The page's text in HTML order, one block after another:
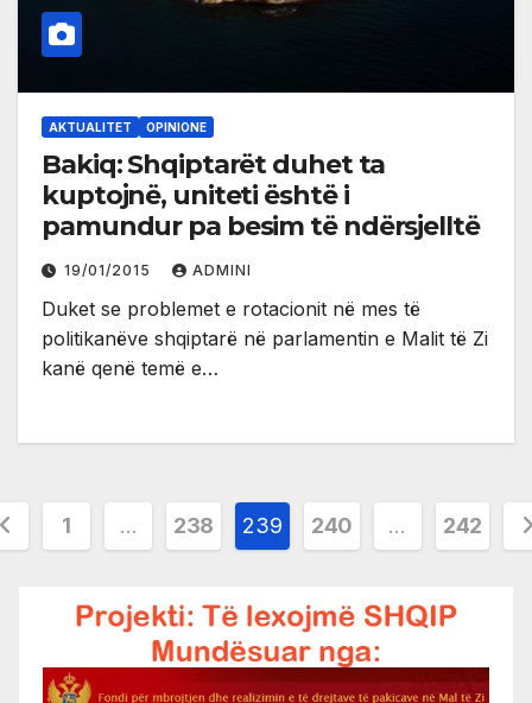
AKTUALITET OPINIONE
Bakiq: Shqiptarët duhet ta
kuptojnë, uniteti është i
pamundur pa besim të ndërsjelltë
19/01/2015 ADMINI
Duket se problemet e rotacionit në mes të
politikanëve shqiptarë në parlamentin e Malit të Zi
kanë qenë temë e…
1 … 238 239 240 … 242